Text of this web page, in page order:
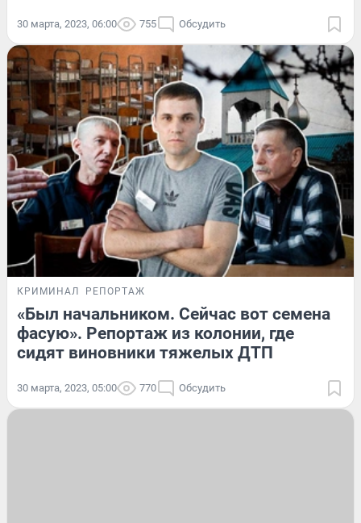
30 марта, 2023, 06:00 755 Обсудить
КРИМИНАЛ РЕПОРТАЖ
«Был начальником. Сейчас вот семена
фасую». Репортаж из колонии, где
сидят виновники тяжелых ДТП
30 марта, 2023, 05:00 770 Обсудить